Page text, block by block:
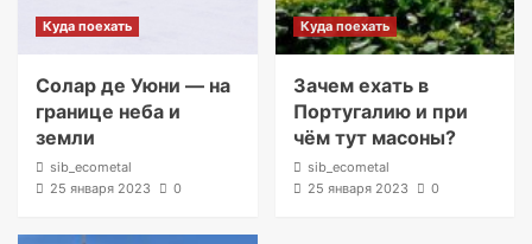
Куда поехать
Солар де Уюни — на
границе неба и
земли
sib_ecometal
25 января 2023
0
Куда поехать
Зачем ехать в
Португалию и при
чём тут масоны?
sib_ecometal
25 января 2023
0